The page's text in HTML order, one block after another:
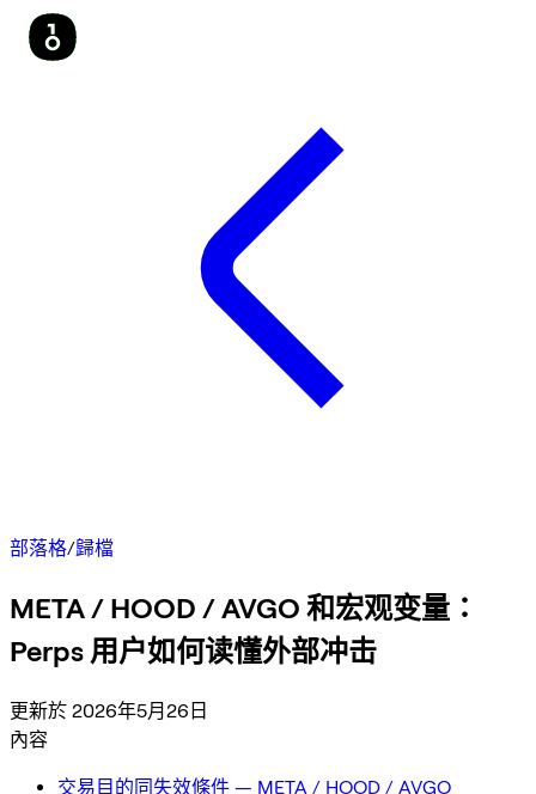
部落格/歸檔
META / HOOD / AVGO 和宏观变量：
Perps 用户如何读懂外部冲击
更新於 2026年5月26日
內容
交易目的同失效條件 — META / HOOD / AVGO